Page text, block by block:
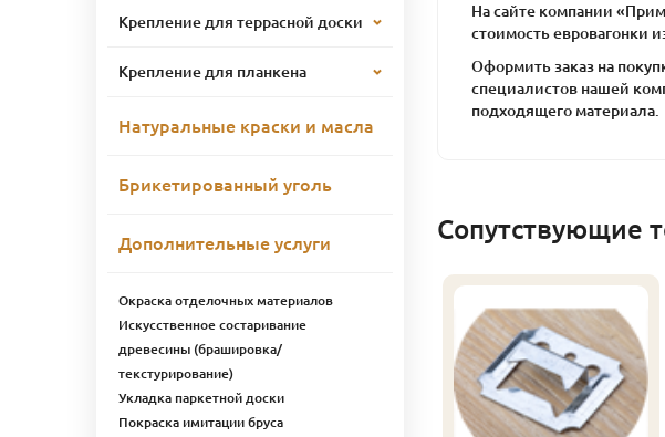
На сайте компании
стоимость евровагонки
Оформить заказ на
специалистов нашей
подходящего материала.
Сопутствующие
сорт
32х32х2500 мм
Крепление для террасной доски
Крепление для планкена
Натуральные краски и масла
Брикетированный уголь
Дополнительные услуги
Окраска отделочных материалов
Искусственное состаривание
древесины (брашировка/
текстурирование)
Укладка паркетной доски
Покраска имитации бруса